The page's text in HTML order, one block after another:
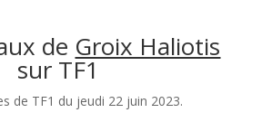
de Groix Haliotis
sur TF1
de TF1 du jeudi 22 juin 2023.